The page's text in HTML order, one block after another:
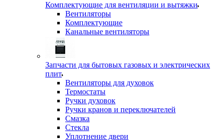
Комплектующие для вентиляции и вытяжки
Вентиляторы
Комплектующие
Канальные вентиляторы
Запчасти для бытовых газовых и электрических
плит
Вентиляторы для духовок
Термостаты
Ручки духовок
Ручки кранов и переключателей
Смазка
Стекла
Уплотнение двери